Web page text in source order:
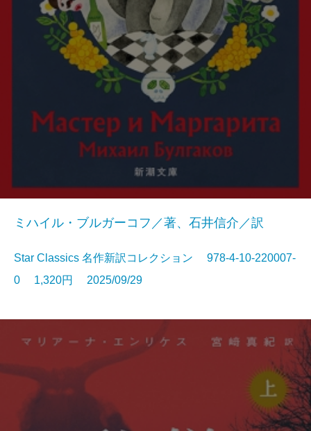
ミハイル・ブルガーコフ／著、石井信介／訳
Star Classics 名作新訳コレクション 978-4-10-220007-
0 1,320円 2025/09/29